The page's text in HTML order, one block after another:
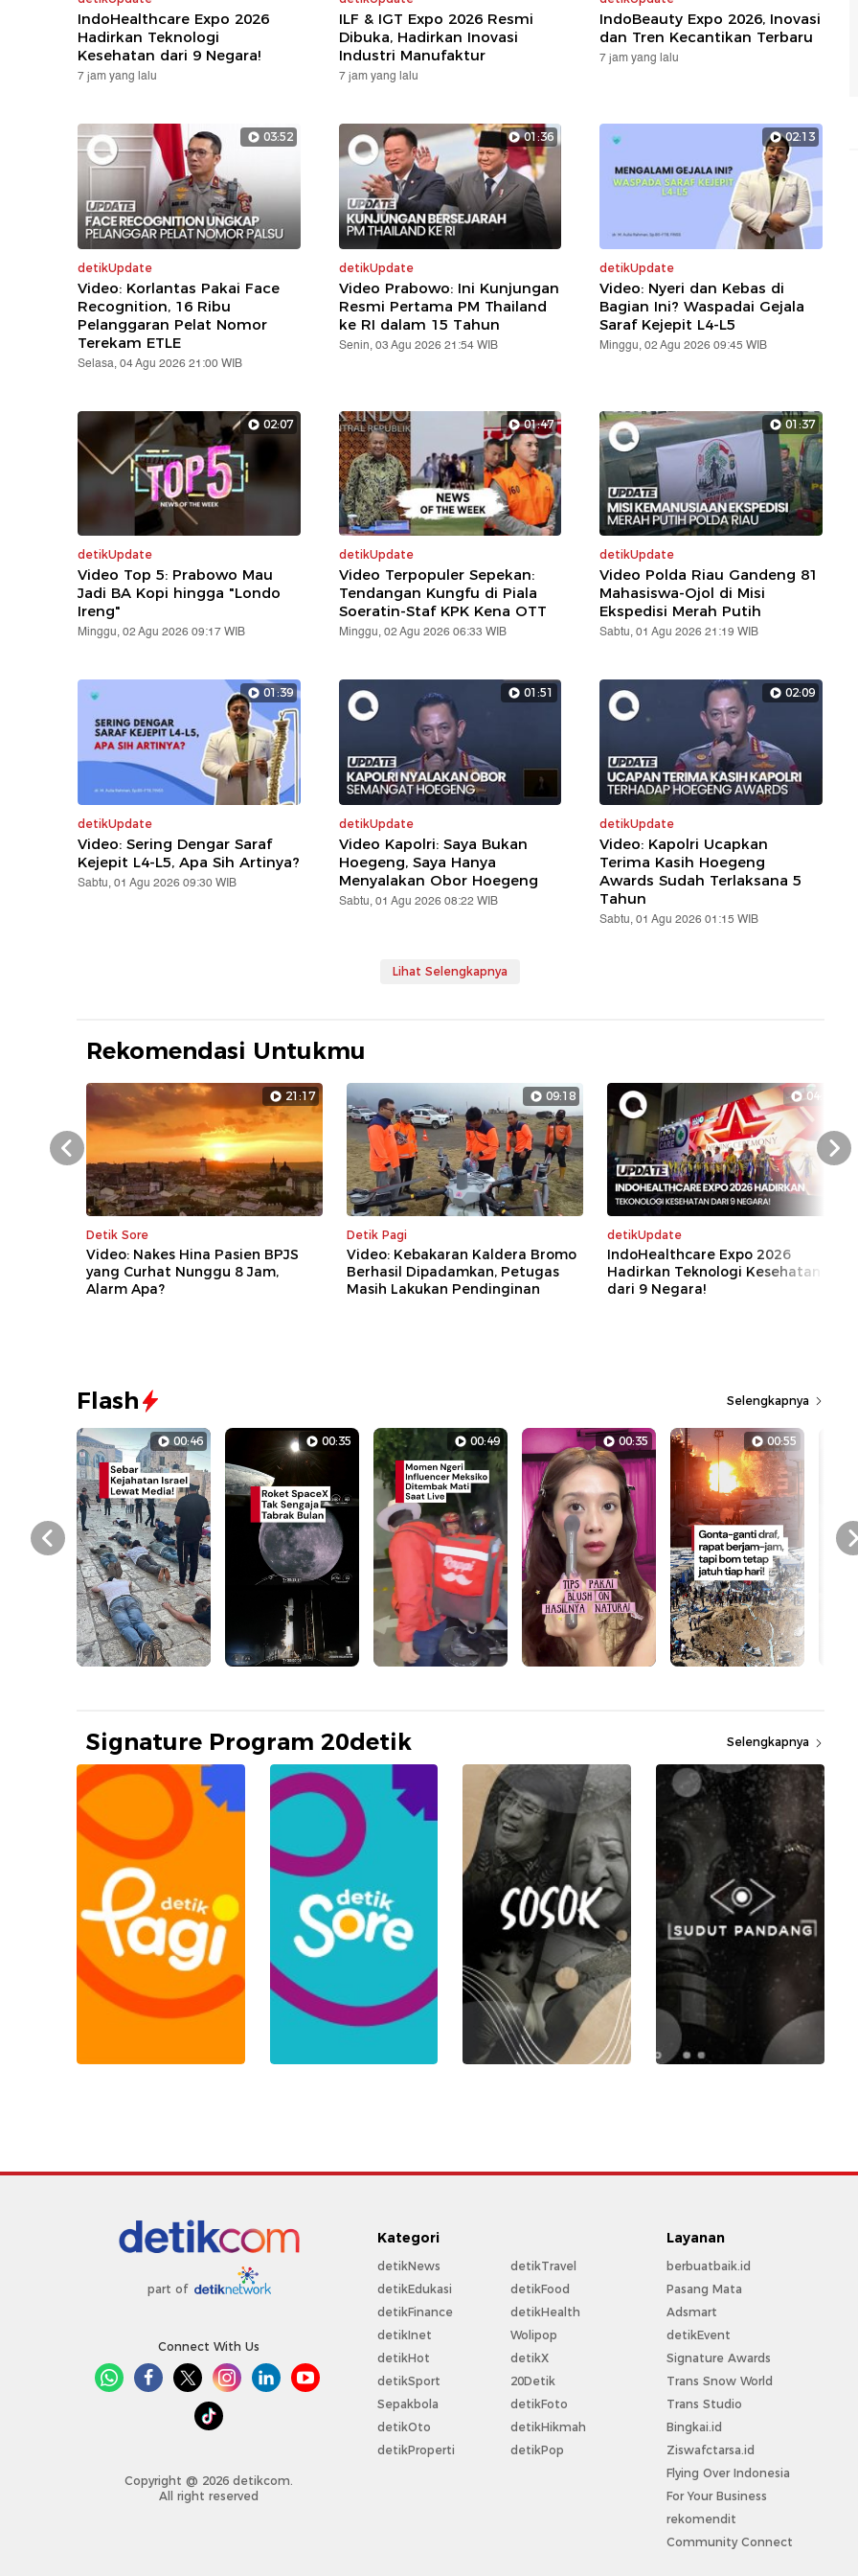
IndoHealthcare Expo 2026
Hadirkan Teknologi
Kesehatan dari 9 Negara!
7 jam yang lalu
ILF & IGT Expo 2026 Resmi
Dibuka, Hadirkan Inovasi
Industri Manufaktur
7 jam yang lalu
IndoBeauty Expo 2026, Inovasi
dan Tren Kecantikan Terbaru
7 jam yang lalu
03:52
detikUpdate
Video: Korlantas Pakai Face
Recognition, 16 Ribu
Pelanggaran Pelat Nomor
Terekam ETLE
Selasa, 04 Agu 2026 21:00 WIB
01:36
detikUpdate
Video Prabowo: Ini Kunjungan
Resmi Pertama PM Thailand
ke RI dalam 15 Tahun
Senin, 03 Agu 2026 21:54 WIB
02:13
detikUpdate
Video: Nyeri dan Kebas di
Bagian Ini? Waspadai Gejala
Saraf Kejepit L4-L5
Minggu, 02 Agu 2026 09:45 WIB
02:07
detikUpdate
Video Top 5: Prabowo Mau
Jadi BA Kopi hingga "Londo
Ireng"
Minggu, 02 Agu 2026 09:17 WIB
01:47
detikUpdate
Video Terpopuler Sepekan:
Tendangan Kungfu di Piala
Soeratin-Staf KPK Kena OTT
Minggu, 02 Agu 2026 06:33 WIB
01:37
detikUpdate
Video Polda Riau Gandeng 81
Mahasiswa-Ojol di Misi
Ekspedisi Merah Putih
Sabtu, 01 Agu 2026 21:19 WIB
01:39
detikUpdate
Video: Sering Dengar Saraf
Kejepit L4-L5, Apa Sih Artinya?
Sabtu, 01 Agu 2026 09:30 WIB
01:51
detikUpdate
Video Kapolri: Saya Bukan
Hoegeng, Saya Hanya
Menyalakan Obor Hoegeng
Sabtu, 01 Agu 2026 08:22 WIB
02:09
detikUpdate
Video: Kapolri Ucapkan
Terima Kasih Hoegeng
Awards Sudah Terlaksana 5
Tahun
Sabtu, 01 Agu 2026 01:15 WIB
Lihat Selengkapnya
Rekomendasi Untukmu
21:17
Detik Sore
Video: Nakes Hina Pasien BPJS
yang Curhat Nunggu 8 Jam,
Alarm Apa?
09:18
Detik Pagi
Video: Kebakaran Kaldera Bromo
Berhasil Dipadamkan, Petugas
Masih Lakukan Pendinginan
04:39
detikUpdate
IndoHealthcare Expo 2026
Hadirkan Teknologi Kesehatan
dari 9 Negara!
Prev Next
Flash Selengkapnya
00:46 00:35 00:49 00:35 00:55
Prev
Signature Program 20detik Selengkapnya
part of
Connect With Us
Copyright @ 2026 detikcom.
All right reserved
Kategori
detikNews
detikEdukasi
detikFinance
detikInet
detikHot
detikSport
Sepakbola
detikOto
detikProperti
detikTravel
detikFood
detikHealth
Wolipop
detikX
20Detik
detikFoto
detikHikmah
detikPop
Layanan
berbuatbaik.id
Pasang Mata
Adsmart
detikEvent
Signature Awards
Trans Snow World
Trans Studio
Bingkai.id
Ziswafctarsa.id
Flying Over Indonesia
For Your Business
rekomendit
Community Connect